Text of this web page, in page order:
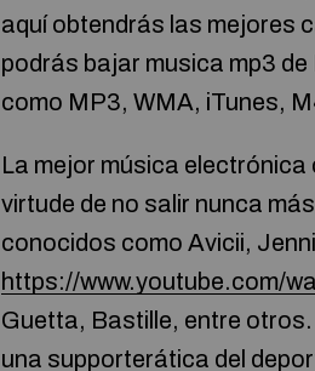
aquí obtendrás las mejores
podrás bajar musica mp3
como MP3, WMA, iTunes,
La mejor música
virtude de no salir nunca
conocidos como Avicii,
https://www.youtube.com/
Guetta, Bastille, entre
una supporterática del